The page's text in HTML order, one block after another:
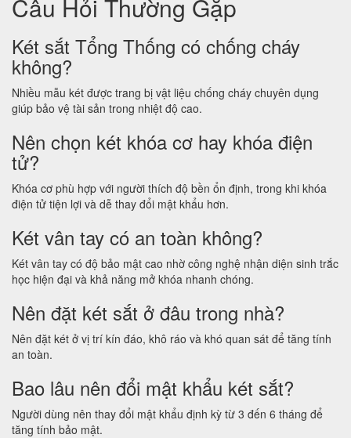
Câu Hỏi Thường Gặp
Két sắt Tổng Thống có chống cháy
không?
Nhiều mẫu két được trang bị vật liệu chống cháy chuyên dụng
giúp bảo vệ tài sản trong nhiệt độ cao.
Nên chọn két khóa cơ hay khóa điện
tử?
Khóa cơ phù hợp với người thích độ bền ổn định, trong khi khóa
điện tử tiện lợi và dễ thay đổi mật khẩu hơn.
Két vân tay có an toàn không?
Két vân tay có độ bảo mật cao nhờ công nghệ nhận diện sinh trắc
học hiện đại và khả năng mở khóa nhanh chóng.
Nên đặt két sắt ở đâu trong nhà?
Nên đặt két ở vị trí kín đáo, khô ráo và khó quan sát để tăng tính
an toàn.
Bao lâu nên đổi mật khẩu két sắt?
Người dùng nên thay đổi mật khẩu định kỳ từ 3 đến 6 tháng để
tăng tính bảo mật.